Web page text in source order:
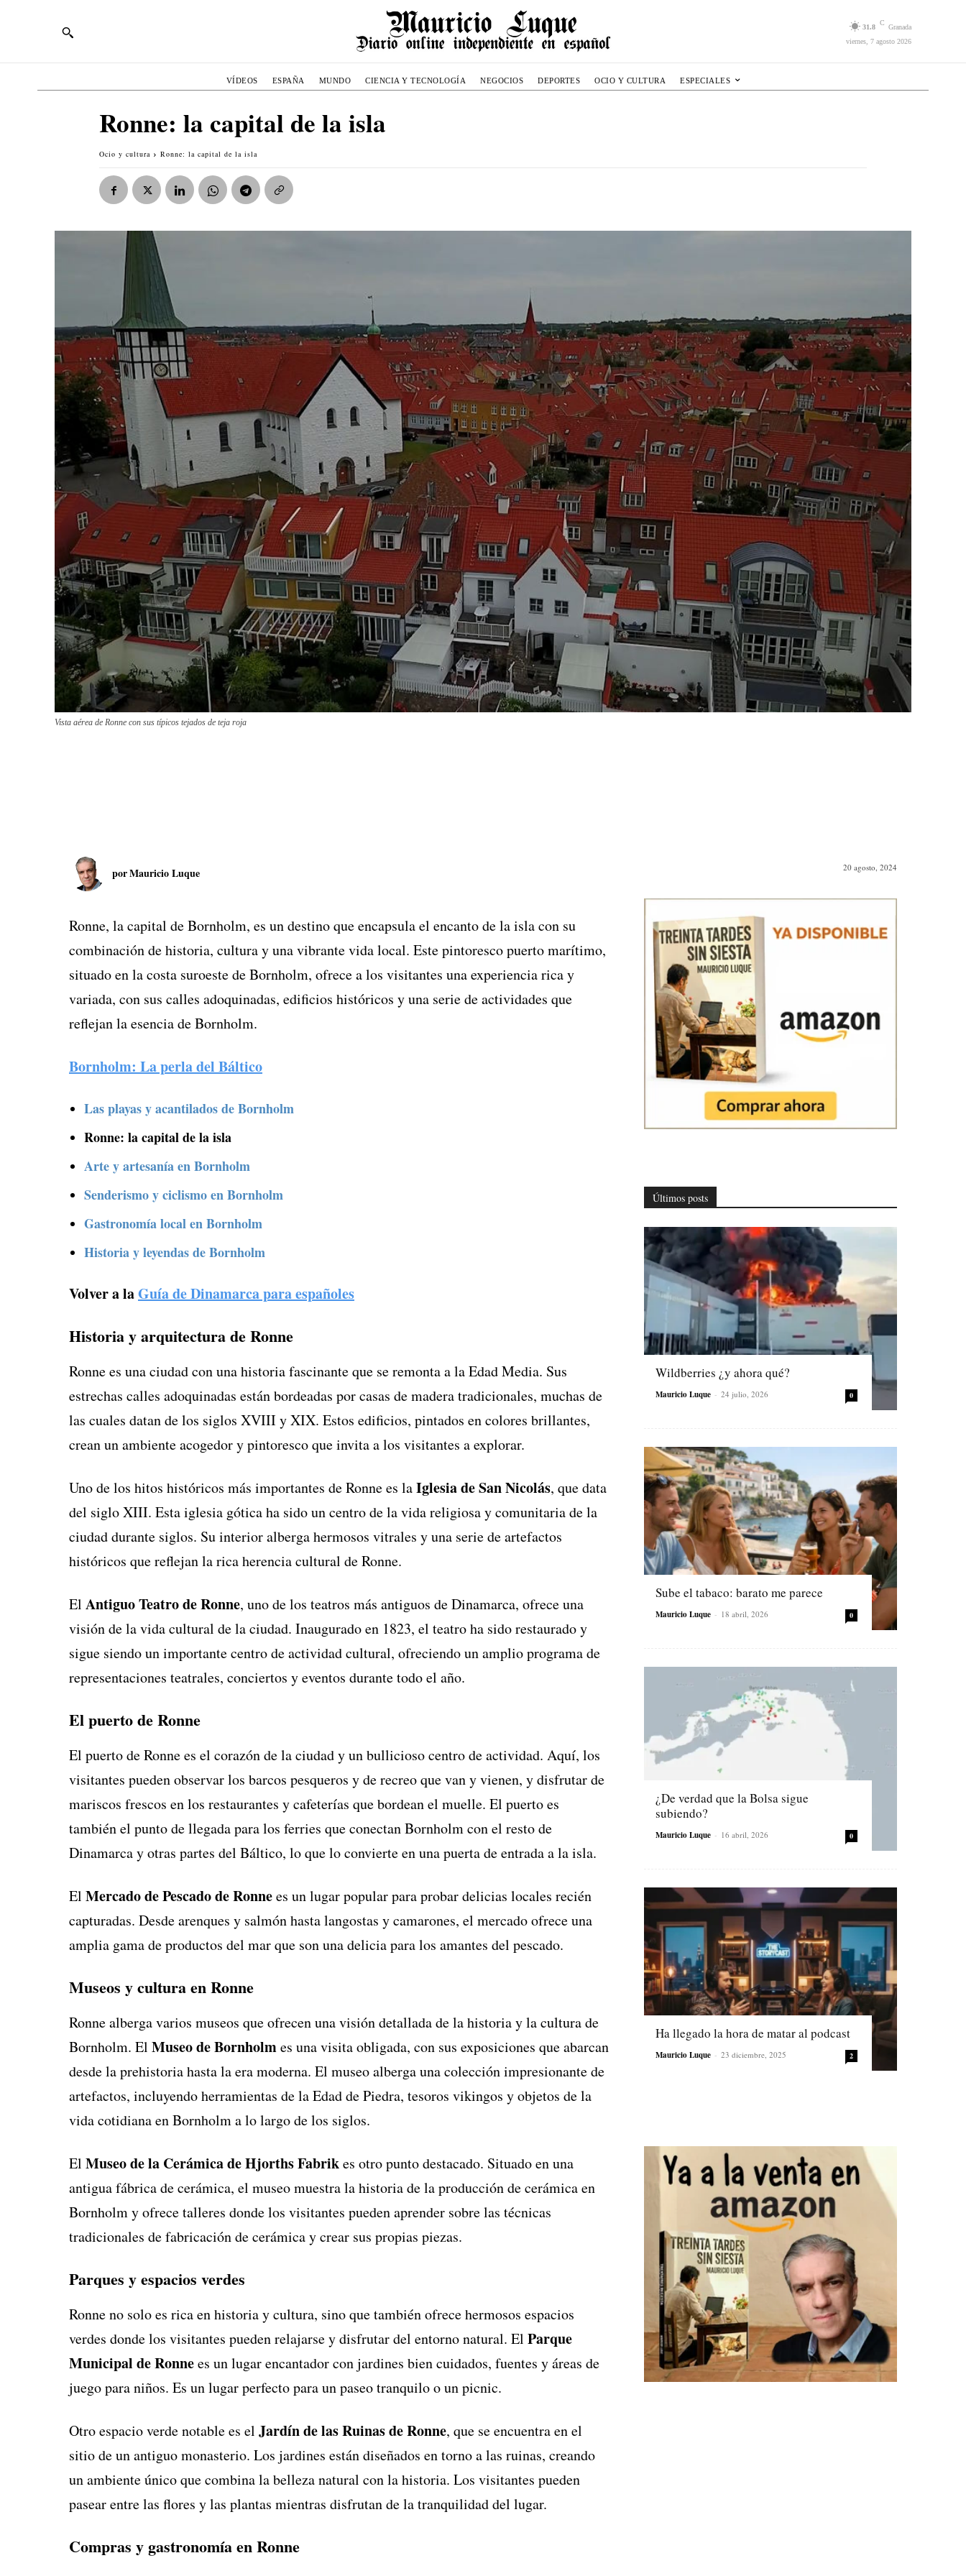
31.8
C
Granada
viernes, 7 agosto 2026
VÍDEOS ESPAÑA MUNDO CIENCIA Y TECNOLOGÍA NEGOCIOS DEPORTES OCIO Y CULTURA ESPECIALES
Ronne: la capital de la isla
Ocio y cultura Ronne: la capital de la isla
Vista aérea de Ronne con sus típicos tejados de teja roja
porMauricio Luque 20 agosto, 2024
Ronne, la capital de Bornholm, es un destino que encapsula el encanto de la isla con su
combinación de historia, cultura y una vibrante vida local. Este pintoresco puerto marítimo,
situado en la costa suroeste de Bornholm, ofrece a los visitantes una experiencia rica y
variada, con sus calles adoquinadas, edificios históricos y una serie de actividades que
reflejan la esencia de Bornholm.
Bornholm: La perla del Báltico
Las playas y acantilados de Bornholm
Ronne: la capital de la isla
Arte y artesanía en Bornholm
Senderismo y ciclismo en Bornholm
Gastronomía local en Bornholm
Historia y leyendas de Bornholm
Volver a laGuía de Dinamarca para españoles
Historia y arquitectura de Ronne
Ronne es una ciudad con una historia fascinante que se remonta a la Edad Media. Sus
estrechas calles adoquinadas están bordeadas por casas de madera tradicionales, muchas de
las cuales datan de los siglos XVIII y XIX. Estos edificios, pintados en colores brillantes,
crean un ambiente acogedor y pintoresco que invita a los visitantes a explorar.
Uno de los hitos históricos más importantes de Ronne es laIglesia de San Nicolás, que data
del siglo XIII. Esta iglesia gótica ha sido un centro de la vida religiosa y comunitaria de la
ciudad durante siglos. Su interior alberga hermosos vitrales y una serie de artefactos
históricos que reflejan la rica herencia cultural de Ronne.
El Antiguo Teatro de Ronne, uno de los teatros más antiguos de Dinamarca, ofrece una
visión de la vida cultural de la ciudad. Inaugurado en 1823, el teatro ha sido restaurado y
sigue siendo un importante centro de actividad cultural, ofreciendo un amplio programa de
representaciones teatrales, conciertos y eventos durante todo el año.
El puerto de Ronne
El puerto de Ronne es el corazón de la ciudad y un bullicioso centro de actividad. Aquí, los
visitantes pueden observar los barcos pesqueros y de recreo que van y vienen, y disfrutar de
mariscos frescos en los restaurantes y cafeterías que bordean el muelle. El puerto es
también el punto de llegada para los ferries que conectan Bornholm con el resto de
Dinamarca y otras partes del Báltico, lo que lo convierte en una puerta de entrada a la isla.
El Mercado de Pescado de Ronnees un lugar popular para probar delicias locales recién
capturadas. Desde arenques y salmón hasta langostas y camarones, el mercado ofrece una
amplia gama de productos del mar que son una delicia para los amantes del pescado.
Museos y cultura en Ronne
Ronne alberga varios museos que ofrecen una visión detallada de la historia y la cultura de
Bornholm. El Museo de Bornholmes una visita obligada, con sus exposiciones que abarcan
desde la prehistoria hasta la era moderna. El museo alberga una colección impresionante de
artefactos, incluyendo herramientas de la Edad de Piedra, tesoros vikingos y objetos de la
vida cotidiana en Bornholm a lo largo de los siglos.
El Museo de la Cerámica de Hjorths Fabrikes otro punto destacado. Situado en una
antigua fábrica de cerámica, el museo muestra la historia de la producción de cerámica en
Bornholm y ofrece talleres donde los visitantes pueden aprender sobre las técnicas
tradicionales de fabricación de cerámica y crear sus propias piezas.
Parques y espacios verdes
Ronne no solo es rica en historia y cultura, sino que también ofrece hermosos espacios
verdes donde los visitantes pueden relajarse y disfrutar del entorno natural. El Parque
Municipal de Ronnees un lugar encantador con jardines bien cuidados, fuentes y áreas de
juego para niños. Es un lugar perfecto para un paseo tranquilo o un picnic.
Otro espacio verde notable es el Jardín de las Ruinas de Ronne, que se encuentra en el
sitio de un antiguo monasterio. Los jardines están diseñados en torno a las ruinas, creando
un ambiente único que combina la belleza natural con la historia. Los visitantes pueden
pasear entre las flores y las plantas mientras disfrutan de la tranquilidad del lugar.
Compras y gastronomía en Ronne
Últimos posts
Wildberries ¿y ahora qué?
Mauricio Luque - 24 julio, 2026 0
Sube el tabaco: barato me parece
Mauricio Luque - 18 abril, 2026 0
¿De verdad que la Bolsa sigue
subiendo?
Mauricio Luque - 16 abril, 2026 0
Ha llegado la hora de matar al podcast
Mauricio Luque - 23 diciembre, 2025 2